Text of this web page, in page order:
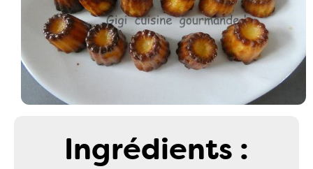
Ingrédients :